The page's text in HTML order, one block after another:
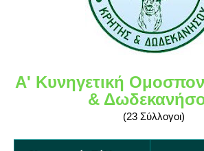
Α' Κυνηγετική
&
(23 Σύλλογοι)